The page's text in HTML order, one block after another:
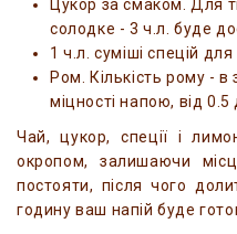
Цукор за смаком. Для
солодке - 3 ч.л. буде
1 ч.л. суміші спецій для
Ром. Кількість рому - в
міцності напою, від
Чай, цукор, спеції і
окропом, залишаючи
постояти, після чого
годину ваш напій буде